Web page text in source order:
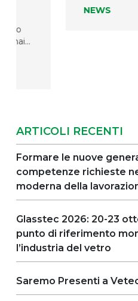
nostro lavoro,
NEWS
ARTICOLI RECENTI
Formare le nuove
competenze richieste
moderna della
Glasstec 2026: 20-23
punto di riferimento
l’industria del vetro
Saremo Presenti a